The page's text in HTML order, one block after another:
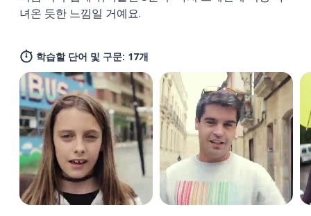
녀온 듯한 느낌일 거예요.
학습할 단어 및 구문: 17개